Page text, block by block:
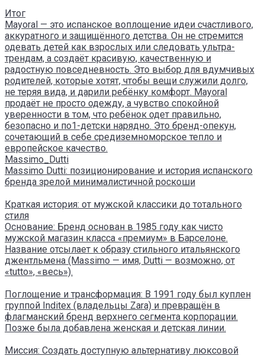
Итог
Mayoral — это испанское воплощение идеи счастливого,
аккуратного и защищённого детства. Он не стремится
одевать детей как взрослых или следовать ультра-
трендам, а создаёт красивую, качественную и
радостную повседневность. Это выбор для вдумчивых
родителей, которые хотят, чтобы вещи служили долго,
не теряя вида, и дарили ребёнку комфорт. Mayoral
продаёт не просто одежду, а чувство спокойной
уверенности в том, что ребёнок одет правильно,
безопасно и по1-детски нарядно. Это бренд-опекун,
сочетающий в себе средиземноморское тепло и
европейское качество.
Massimo_Dutti
Massimo Dutti: позиционирование и история испанского
бренда зрелой минималистичной роскоши
Краткая история: от мужской классики до тотального
стиля
Основание: Бренд основан в 1985 году как чисто
мужской магазин класса «премиум» в Барселоне.
Название отсылает к образу стильного итальянского
джентльмена (Massimo — имя, Dutti — возможно, от
«tutto», «весь»).
Поглощение и трансформация: В 1991 году был куплен
группой Inditex (владельцы Zara) и превращён в
флагманский бренд верхнего сегмента корпорации.
Позже была добавлена женская и детская линии.
Миссия: Создать доступную альтернативу люксовой